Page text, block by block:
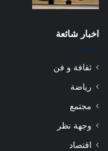
اخبار شائعة
ثقافة و فن
رياضة
مجتمع
وجهة نظر
اقتصاد